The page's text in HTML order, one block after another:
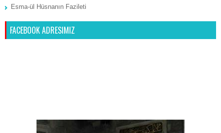
Esma-ül Hüsnanın Fazileti
FACEBOOK ADRESIMIZ